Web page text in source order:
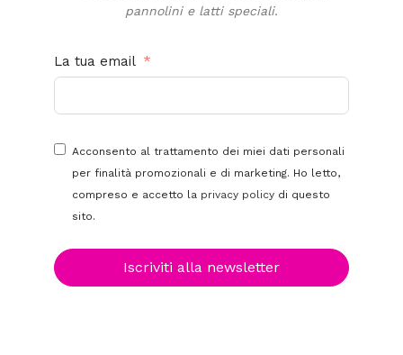
pannolini e latti speciali.
La tua email
Acconsento al trattamento dei miei dati personali
per finalità promozionali e di marketing. Ho letto,
compreso e accetto la privacy policy di questo
sito.
Iscriviti alla newsletter